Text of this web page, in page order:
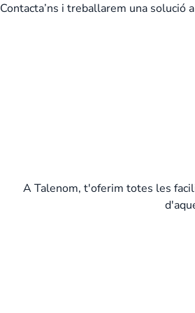
Contacta’ns i treballarem una solució
A Talenom, t'oferim totes les